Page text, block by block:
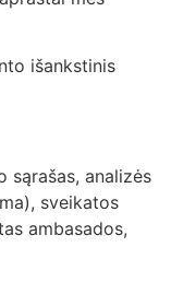
išankstinis
sąrašas, analizės
sveikatos
ambasados,